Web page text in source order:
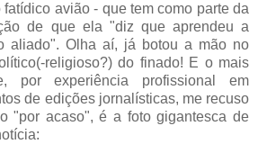
avião - que tem como parte da
de que ela "diz que aprendeu a
aliado". Olha aí, já botou a mão no
religioso?) do finado! E o mais
por experiência profissional em
de edições jornalísticas, me recuso
"por acaso", é a foto gigantesca de